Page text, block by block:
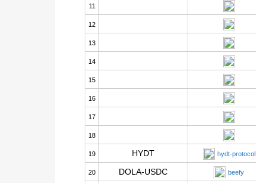
11
12
13
14
15
16
17
18
19 HYDT hydt-protocol
20 DOLA-USDC beefy